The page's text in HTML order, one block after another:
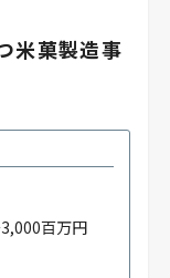
米菓製造事
百万円